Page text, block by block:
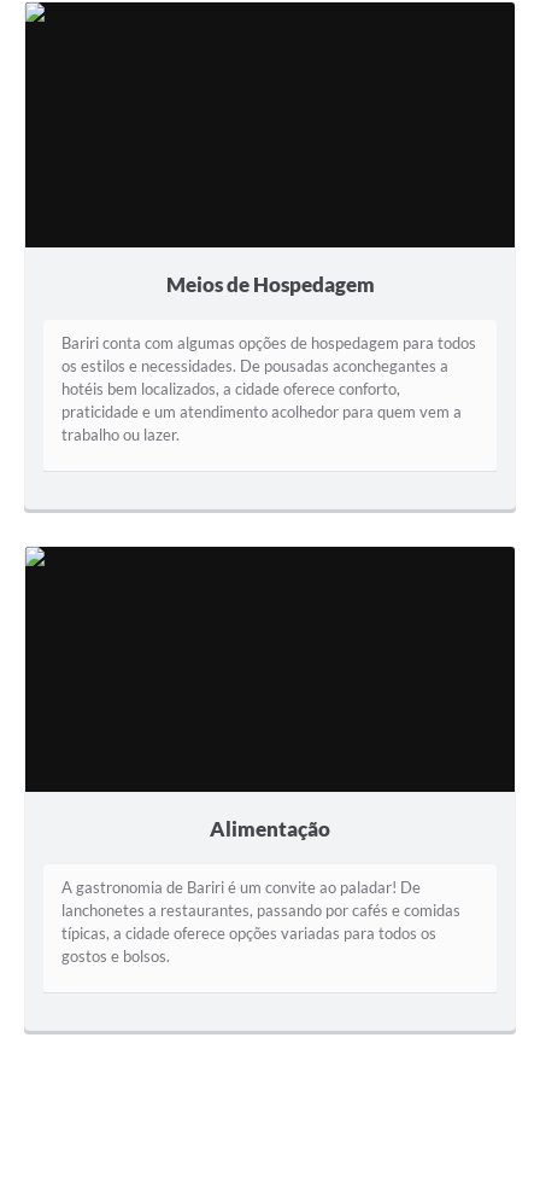
Meios de Hospedagem
Bariri conta com algumas opções de hospedagem para todos
os estilos e necessidades. De pousadas aconchegantes a
hotéis bem localizados, a cidade oferece conforto,
praticidade e um atendimento acolhedor para quem vem a
trabalho ou lazer.
Alimentação
A gastronomia de Bariri é um convite ao paladar! De
lanchonetes a restaurantes, passando por cafés e comidas
típicas, a cidade oferece opções variadas para todos os
gostos e bolsos.